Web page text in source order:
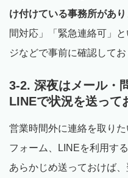
け付けている事務所があ
間対応」「緊急連絡可」
ジなどで事前に確認してお
3-2. 深夜はメール・
LINEで状況を送って
営業時間外に連絡を取り
フォーム、LINEを利用す
あらかじめ送っておけば